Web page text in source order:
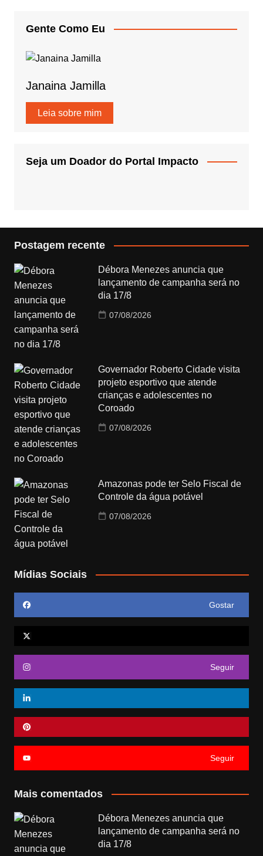
Gente Como Eu
Janaina Jamilla
Leia sobre mim
Seja um Doador do Portal Impacto
Postagem recente
Débora Menezes anuncia que
lançamento de campanha será no
dia 17/8
07/08/2026
Governador Roberto Cidade visita
projeto esportivo que atende
crianças e adolescentes no
Coroado
07/08/2026
Amazonas pode ter Selo Fiscal de
Controle da água potável
07/08/2026
Mídias Sociais
Gostar
Seguir
Seguir
Mais comentados
Débora Menezes anuncia que
lançamento de campanha será no
dia 17/8